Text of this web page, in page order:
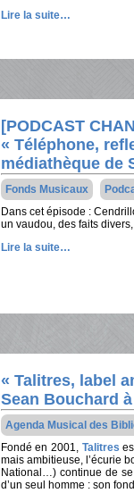
Lire la suite…
[PODCAST
« Téléphone,
médiathèque de
Fonds Musicaux
Dans cet épisode :
un vaudou, des faits
Lire la suite…
« Talitres, label
Sean Bouchard
Agenda Musical des
Fondé en 2001, Talitres
mais ambitieuse, l’écurie
National…) continue de
d’un seul homme : son